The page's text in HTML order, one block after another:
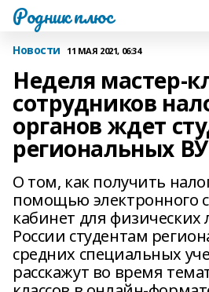
Родник плюс
Новости 11 МАЯ 2021, 06:34
Неделя мастер-
сотрудников
органов ждет
региональных
О том, как получить
помощью электронного
кабинет для
России студентам
средних специальных
расскажут во время